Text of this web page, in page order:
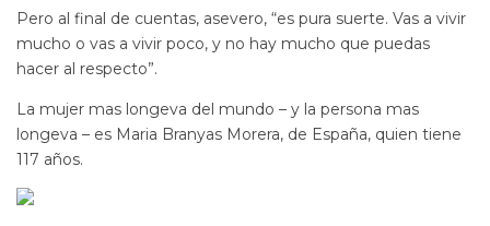
Pero al final de cuentas, asevero, “es pura suerte. Vas a vivir
mucho o vas a vivir poco, y no hay mucho que puedas
hacer al respecto”.
La mujer mas longeva del mundo – y la persona mas
longeva – es Maria Branyas Morera, de España, quien tiene
117 años.